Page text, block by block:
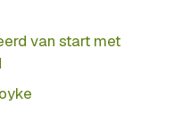
van start met